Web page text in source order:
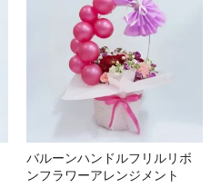
バルーンハンドルフリルリボ
ンフラワーアレンジメント